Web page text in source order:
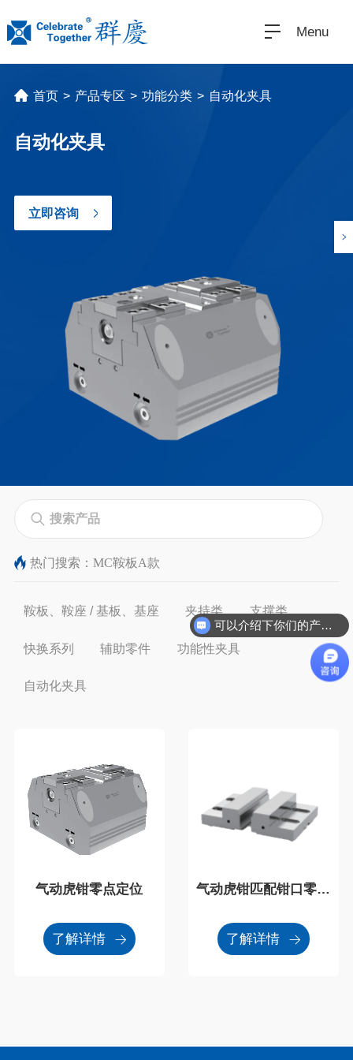
Menu
首页 > 产品专区 > 功能分类 > 自动化夹具
自动化夹具
立即咨询
热门搜索： MC鞍板A款
鞍板、鞍座 / 基板、基座 夹持类 支撑类
快换系列 辅助零件 功能性夹具
自动化夹具
气动虎钳零点定位
了解详情
气动虎钳匹配钳口零点
了解详情
可以介绍下你们的产品么